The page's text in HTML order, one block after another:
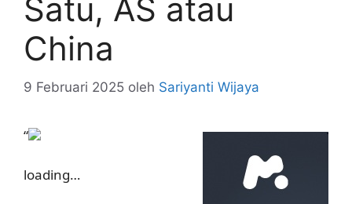
Satu, AS atau
China
9 Februari 2025 oleh Sariyanti Wijaya
“
loading…